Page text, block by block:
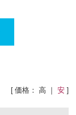
[ 価格： 高 ｜ 安 ]